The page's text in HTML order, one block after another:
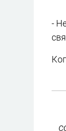
-